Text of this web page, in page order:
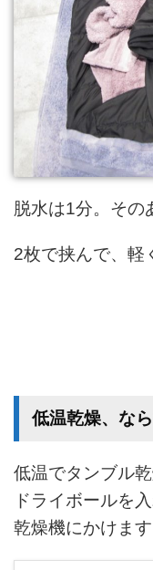
脱水は1分。その
2枚で挟んで、軽
低温乾燥、な
低温でタンブル
ドライボールを
乾燥機にかけます